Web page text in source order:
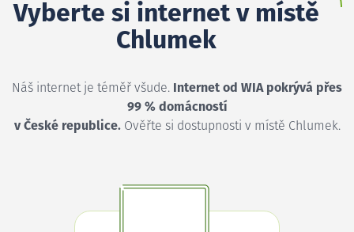
Vyberte si internet v místě
Chlumek
Náš internet je téměř všude. Internet od WIA pokrývá přes
99 % domácností
v České republice.Ověřte si dostupnosti v místě Chlumek.